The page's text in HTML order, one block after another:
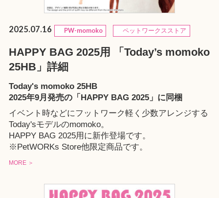
2025.07.16 PW-momoko ペットワークスストア
HAPPY BAG 2025用 「Today’s momoko
25HB」詳細
Today's momoko 25HB
2025年9月発売の「 HAPPY BAG 2025」に同梱
イベント時などにフットワーク軽く少数アレンジする
Today'sモデルのmomoko。
HAPPY BAG 2025用に新作登場です。
※PetWORKs Store他限定商品です。
MORE ＞